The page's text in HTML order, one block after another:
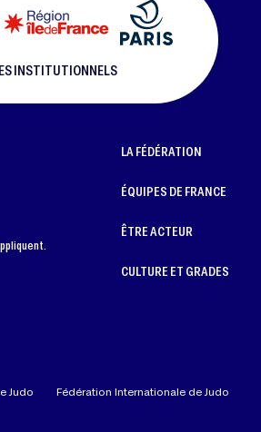
INSTITUTIONNELS
LA FÉDÉRATION
ÉQUIPES DE FRANCE
ÊTRE ACTEUR
CULTURE ET GRADES
Judo Fédération Internationale de Judo